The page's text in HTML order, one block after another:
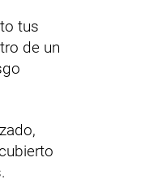
tus
de un